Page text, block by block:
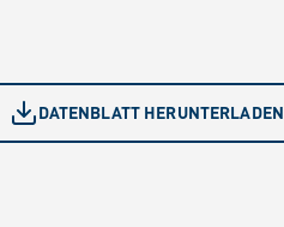
DATENBLATT HERUNTERLADEN